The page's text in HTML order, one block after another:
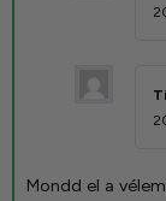
Mondd el a